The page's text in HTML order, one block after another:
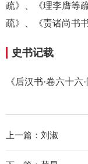
疏》、《理李膺等
疏》、《责诸尚书书
史书记载
《后汉书·卷六十六
上一篇： 刘淑